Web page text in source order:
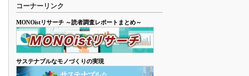
コーナーリンク
MONOistリサーチ ～読者調査レポートまとめ～
サステナブルなモノづくりの実現